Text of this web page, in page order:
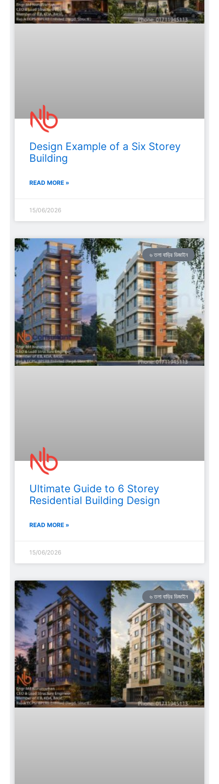
Design Example of a Six Storey
Building
READ MORE »
15/06/2026
৬ তলা বাড়ির ডিজাইন
Ultimate Guide to 6 Storey
Residential Building Design
READ MORE »
15/06/2026
৬ তলা বাড়ির ডিজাইন